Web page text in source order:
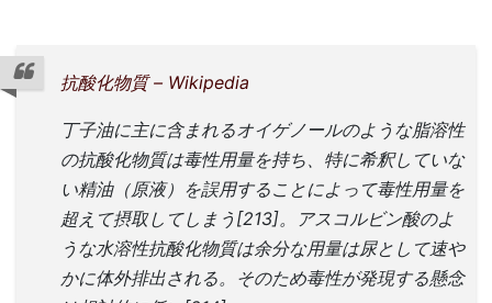
抗酸化物質 – Wikipedia
丁子油に主に含まれるオイゲノールのような脂溶性
の抗酸化物質は毒性用量を持ち、特に希釈していな
い精油（原液）を誤用することによって毒性用量を
超えて摂取してしまう[213]。アスコルビン酸のよ
うな水溶性抗酸化物質は余分な用量は尿として速や
かに体外排出される。そのため毒性が発現する懸念